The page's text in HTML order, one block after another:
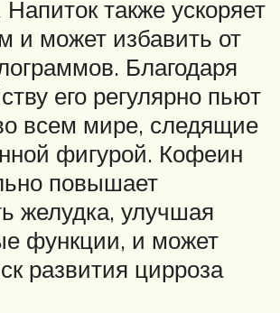
также ускоряет
и может избавить от
Благодаря
его регулярно пьют
всем мире, следящие
фигурой. Кофеин
повышает
желудка, улучшая
функции, и может
развития цирроза